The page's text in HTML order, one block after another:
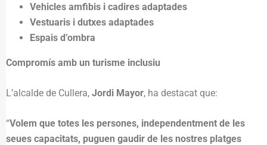
Vehicles amfibis i cadires adaptades
Vestuaris i dutxes adaptades
Espais d’ombra
Compromís amb un turisme inclusiu
L’alcalde de Cullera, Jordi Mayor, ha destacat que:
“Volem que totes les persones, independentment de les
seues capacitats, puguen gaudir de les nostres platges